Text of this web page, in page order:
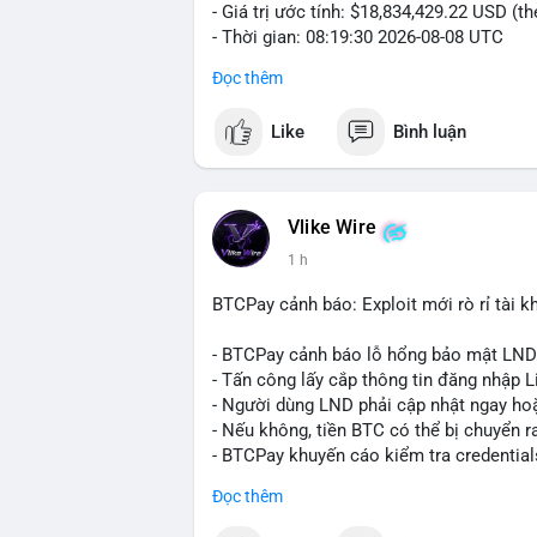
- Giá trị ước tính: $18,834,429.22 USD
- Thời gian: 08:19:30 2026-08-08 UTC
Nhận định phân tích:
chưa xác nhận cho thấy dấu hiệu của
mục. Với mức giá hiện tại, động thái
quyết định áp lực cung ngắn hạn lên thị
xuất hiện dòng tiền lớn, nhưng chưa đủ
lệnh chuyển tiếp theo.
Lời khuyên:
định xu hướng rõ ràng hơn. Tránh hành
hợp với khối lượng giao dịch chung và
#289btc #chuyenvilon
Đọc thêm
Like Bình luận
Vlike Wire
1 h
BTCPay cảnh báo: Exploit mới rò rỉ tài
- BTCPay cảnh báo lỗ hổng bảo mật
- Tấn công lấy cắp thông tin đăng nhập
- Người dùng LND phải cập nhật ngay
- Nếu không, tiền BTC có thể bị chuyển
- BTCPay khuyến cáo kiểm tra
#binancesquare
Đọc thêm